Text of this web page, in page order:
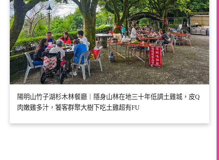
陽明山竹子湖杉木林餐廳｜隱身山林在地三十年低調土雞城，皮Q
肉嫩雞多汁，饕客群聚大樹下吃土雞超有FU